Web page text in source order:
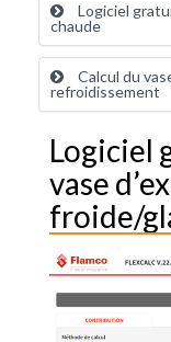
Logiciel
chaude
Calcul du
refroidissement
Logiciel
vase
froide/